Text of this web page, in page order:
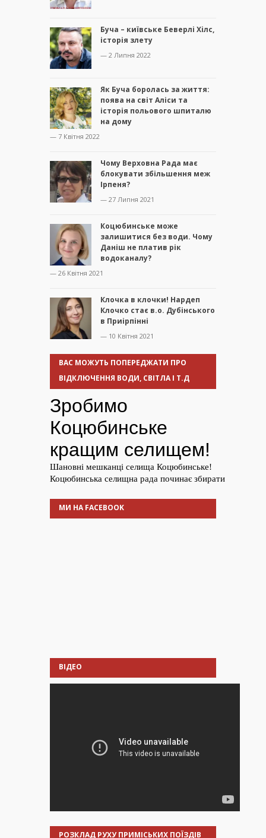
Буча – київське Беверлі Хілс,
історія злету
— 2 Липня 2022
Як Буча боролась за життя:
поява на світ Аліси та
історія польового шпиталю
на дому
— 7 Квітня 2022
Чому Верховна Рада має
блокувати збільшення меж
Ірпеня?
— 27 Липня 2021
Коцюбинське може
залишитися без води. Чому
Даніш не платив рік
водоканалу?
— 26 Квітня 2021
Клочка в клочки! Нардеп
Клочко стає в.о. Дубінського
в Приірпінні
— 10 Квітня 2021
ВАС МОЖУТЬ ПОПЕРЕДЖАТИ ПРО
ВІДКЛЮЧЕННЯ ВОДИ, СВІТЛА І Т.Д
МИ НА FACEBOOK
ВІДЕО
РОЗКЛАД РУХУ ПРИМІСЬКИХ ПОЇЗДІВ